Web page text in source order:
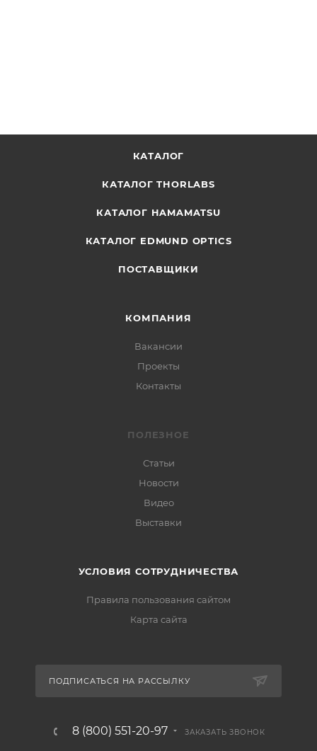
КАТАЛОГ
КАТАЛОГ THORLABS
КАТАЛОГ HAMAMATSU
КАТАЛОГ EDMUND OPTICS
ПОСТАВЩИКИ
КОМПАНИЯ
Вакансии
Проекты
Контакты
ПОЛЕЗНОЕ
Статьи
Новости
Видео
Выставки
УСЛОВИЯ СОТРУДНИЧЕСТВА
Правила пользования сайтом
Карта сайта
ПОДПИСАТЬСЯ НА РАССЫЛКУ
8 (800) 551-20-97 ЗАКАЗАТЬ ЗВОНОК